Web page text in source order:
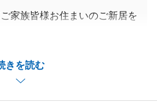
きを読む
家族皆様お住まいのご新居を
ございました。
困りごとがございましたら、
。